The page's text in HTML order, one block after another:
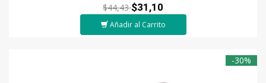
$44,43$31,10
Añadir al Carrito
-30%